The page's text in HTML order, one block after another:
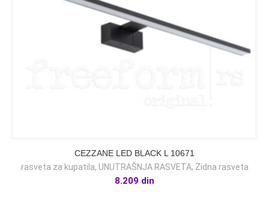
CEZZANE LED BLACK L 10671
rasveta za kupatila, UNUTRAŠNJA RASVETA, Zidna rasveta
8.209 din